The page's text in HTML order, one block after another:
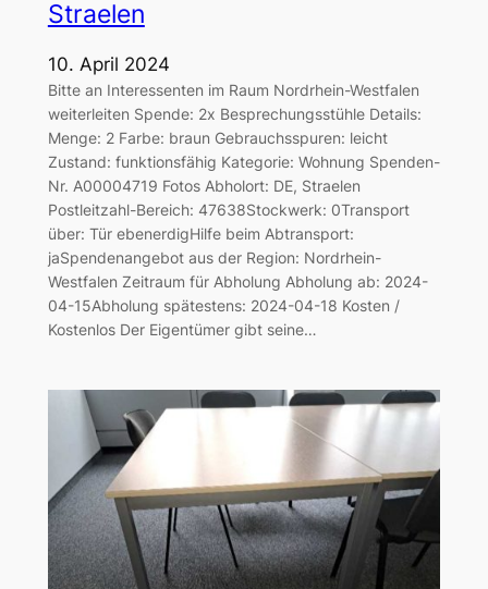
Straelen
10. April 2024
Bitte an Interessenten im Raum Nordrhein-Westfalen
weiterleiten Spende: 2x Besprechungsstühle Details:
Menge: 2 Farbe: braun Gebrauchsspuren: leicht
Zustand: funktionsfähig Kategorie: Wohnung Spenden-
Nr. A00004719 Fotos Abholort: DE, Straelen
Postleitzahl-Bereich: 47638Stockwerk: 0Transport
über: Tür ebenerdigHilfe beim Abtransport:
jaSpendenangebot aus der Region: Nordrhein-
Westfalen Zeitraum für Abholung Abholung ab: 2024-
04-15Abholung spätestens: 2024-04-18 Kosten /
Kostenlos Der Eigentümer gibt seine…